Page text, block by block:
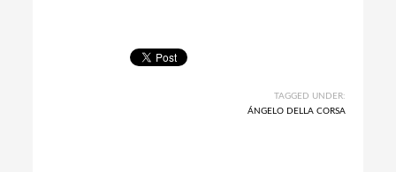
TAGGED UNDER:
ÁNGELO DELLA CORSA